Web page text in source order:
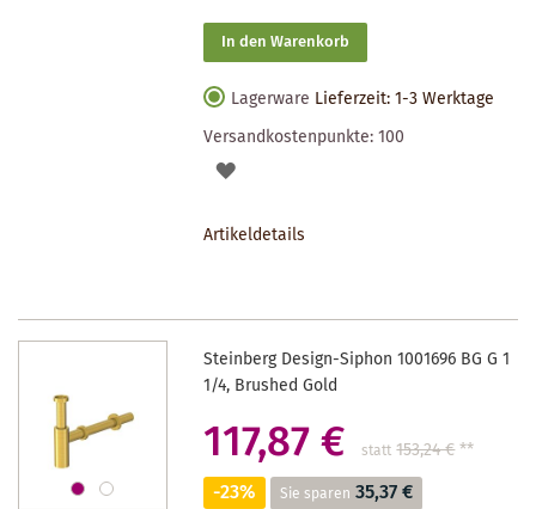
In den Warenkorb
Lagerware Lieferzeit: 1-3 Werktage
Versandkostenpunkte:100
AUF
Artikeldetails
Steinberg Design-Siphon 1001696 BG G 1
1/4, Brushed Gold
117,87 € statt 153,24 €**
-23% Sie sparen 35,37 €